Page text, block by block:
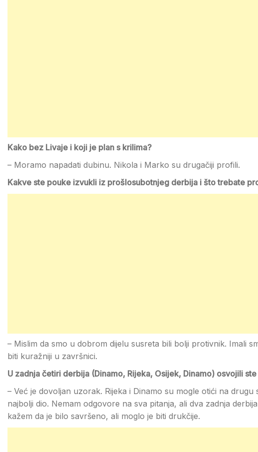
Kako bez Livaje i koji je plan s krilima?
– Moramo napadati dubinu. Nikola i Marko su drugačiji profili.
Kakve ste pouke izvukli iz prošlosubotnjeg derbija i što trebate
– Mislim da smo u dobrom dijelu susreta bili bolji protivnik. Imali
biti kuražniji u završnici.
U zadnja četiri derbija (Dinamo, Rijeka, Osijek, Dinamo) osvojili
– Već je dovoljan uzorak. Rijeka i Dinamo su mogle otići na
najbolji dio. Nemam odgovore na sva pitanja, ali dva zadnja
kažem da je bilo savršeno, ali moglo je biti drukčije.